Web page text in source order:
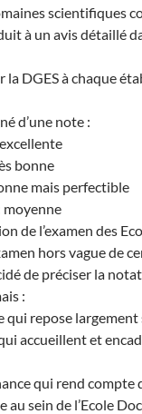
scientifiques
à un avis détaillé
la DGES à chaque
d’une note :
bonne
mais perfectible
moyenne
de l’examen des
hors vague de
de préciser la
:
qui repose largement
accueillent et
qui rend compte
au sein de l’Ecole